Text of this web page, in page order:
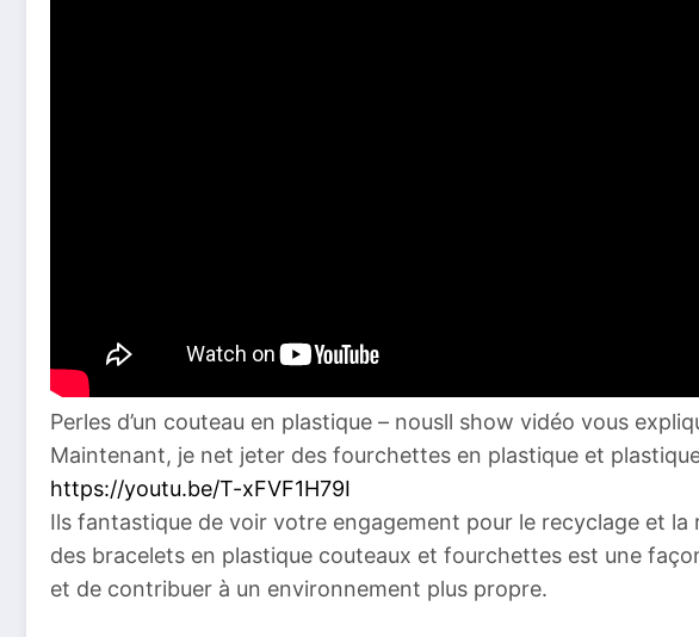
Perles d’un couteau en plastique – nousll show vidéo vous
Maintenant, je net jeter des fourchettes en plastique et
https://youtu.be/T-xFVF1H79I
Ils fantastique de voir votre engagement pour le recyclage et la
des bracelets en plastique couteaux et fourchettes est une
et de contribuer à un environnement plus propre.